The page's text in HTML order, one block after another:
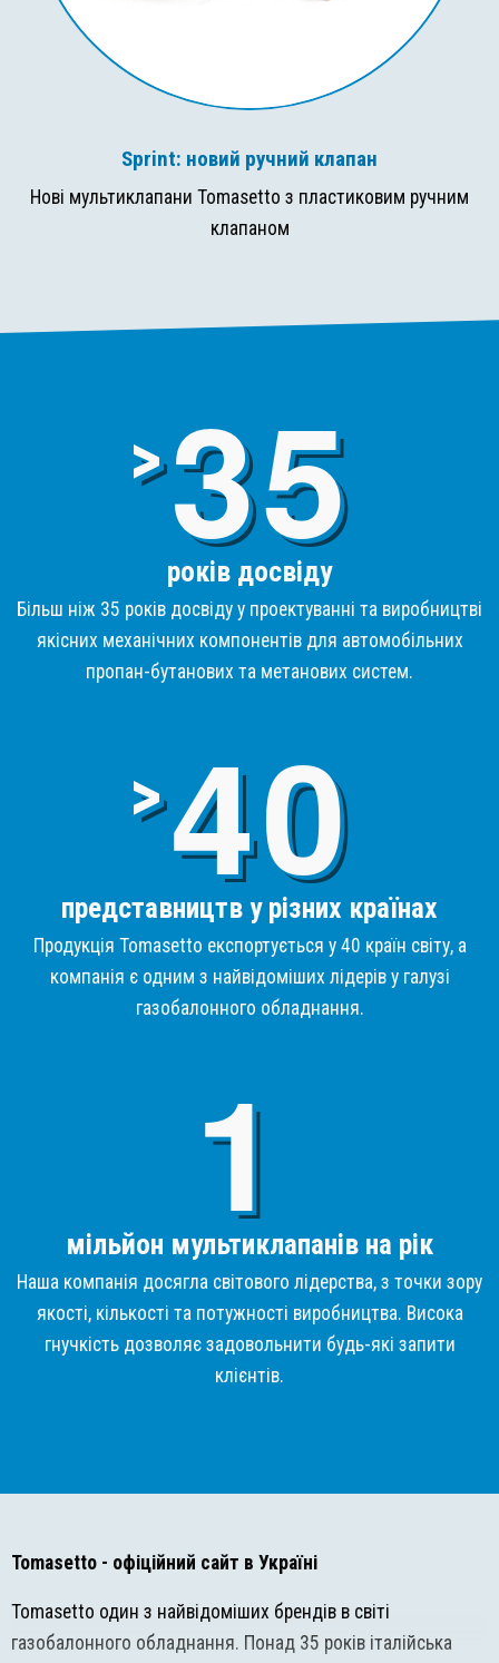
Sprint: новий ручний клапан
Нові мультиклапани Tomasetto з пластиковим ручним
клапаном
>3
років досвіду
Більш ніж 35 років досвіду у проектуванні та виробництві
якісних механічних компонентів для автомобільних
пропан-бутанових та метанових систем.
>4
представництв у різних країнах
Продукція Tomasetto експортується у 40 країн світу, а
компанія є одним з найвідоміших лідерів у галузі
газобалонного обладнання.
мільйон мультиклапанів на рік
Наша компанія досягла світового лідерства, з точки зору
якості, кількості та потужності виробництва. Висока
гнучкість дозволяє задовольнити будь-які запити
клієнтів.
Tomasetto - офіційний сайт в Україні
Tomasetto один з найвідоміших брендів в світі
газобалонного обладнання. Понад 35 років італійська